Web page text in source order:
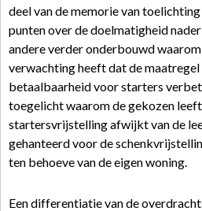
deel van de memorie van
punten over de doelmatigheid
andere verder onderbouwd
verwachting heeft dat de
betaalbaarheid voor starters
toegelicht waarom de gekozen
startersvrijstelling afwijkt van de
gehanteerd voor de
ten behoeve van de eigen woning.
Een differentiatie van de